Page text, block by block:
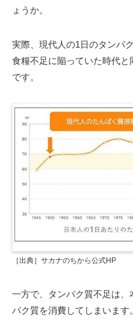
ょうか。
実際、現代人の1日のタンパ
食糧不足に陥っていた時代と
です。
［出典］サカナのちから公式HP
一方で、タンパク質不足は
パク質を消費してしまいます。